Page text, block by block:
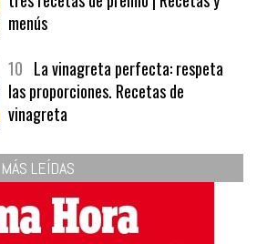
9Panecillos, gazpacho y bavarois,
tres recetas de premio | Recetas y
menús
10La vinagreta perfecta: respeta
las proporciones. Recetas de
vinagreta
MÁS LEÍDAS